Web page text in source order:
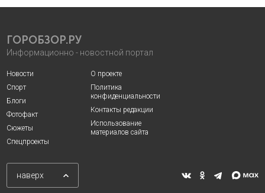
ГОРОБЗОР.РУ
Информационно - новостной портал
Новости
Спорт
Блоги
Фотофакт
Сюжеты
Спецпроекты
О проекте
Политика
конфиденциальности
Контакты редакции
Использование
материалов сайта
наверх